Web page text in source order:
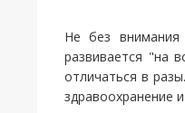
Не без
развивается "на
отличаться в
здравоохранение